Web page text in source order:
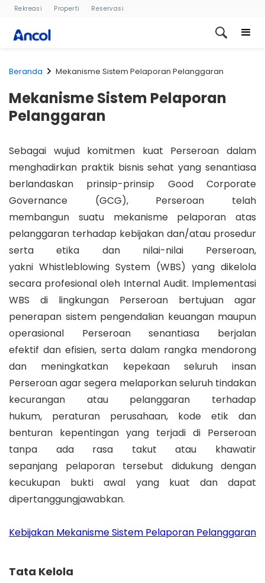
Rekreasi Properti Reservasi
Beranda Mekanisme Sistem Pelaporan Pelanggaran
Mekanisme Sistem Pelaporan
Pelanggaran
Sebagai wujud komitmen kuat Perseroan dalam
menghadirkan praktik bisnis sehat yang senantiasa
berlandaskan prinsip-prinsip Good Corporate
Governance (GCG), Perseroan telah
membangun suatu mekanisme pelaporan atas
pelanggaran terhadap kebijakan dan/atau prosedur
serta etika dan nilai-nilai Perseroan,
yakni Whistleblowing System (WBS) yang dikelola
secara profesional oleh Internal Audit. Implementasi
WBS di lingkungan Perseroan bertujuan agar
penerapan sistem pengendalian keuangan maupun
operasional Perseroan senantiasa berjalan
efektif dan efisien, serta dalam rangka mendorong
dan meningkatkan kepekaan seluruh insan
Perseroan agar segera melaporkan seluruh tindakan
kecurangan atau pelanggaran terhadap
hukum, peraturan perusahaan, kode etik dan
benturan kepentingan yang terjadi di Perseroan
tanpa ada rasa takut atau khawatir
sepanjang pelaporan tersebut didukung dengan
kecukupan bukti awal yang kuat dan dapat
dipertanggungjawabkan.
Kebijakan Mekanisme Sistem Pelaporan Pelanggaran
Tata Kelola